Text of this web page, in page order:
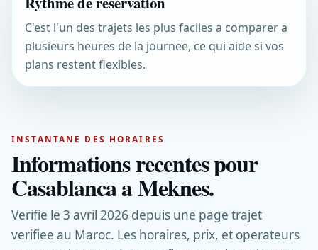
C'est l'un des trajets les plus faciles a comparer a
plusieurs heures de la journee, ce qui aide si vos
plans restent flexibles.
INSTANTANE DES HORAIRES
Informations recentes pour
Casablanca a Meknes.
Verifie le 3 avril 2026 depuis une page trajet
verifiee au Maroc. Les horaires, prix, et operateurs